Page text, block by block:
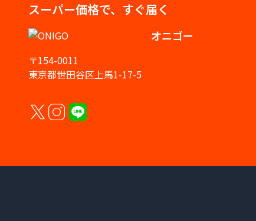
スーパー価格で、すぐ届く
オニゴー
〒154-0011
東京都世田谷区上馬1-17-5